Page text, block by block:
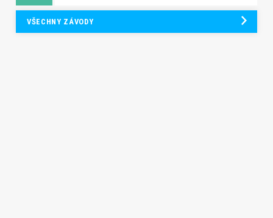
VŠECHNY ZÁVODY